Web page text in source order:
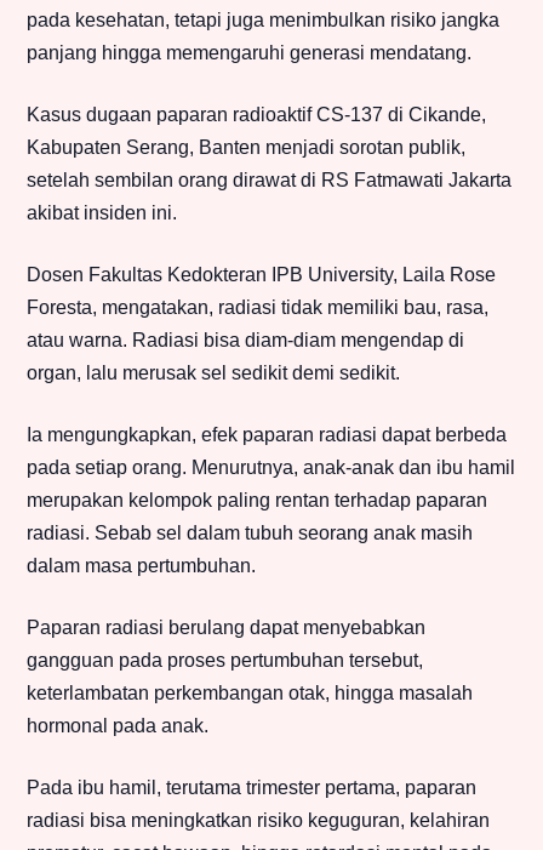
pada kesehatan, tetapi juga menimbulkan risiko jangka
panjang hingga memengaruhi generasi mendatang.
Kasus dugaan paparan radioaktif CS-137 di Cikande,
Kabupaten Serang, Banten menjadi sorotan publik,
setelah sembilan orang dirawat di RS Fatmawati Jakarta
akibat insiden ini.
Dosen Fakultas Kedokteran IPB University, Laila Rose
Foresta, mengatakan, radiasi tidak memiliki bau, rasa,
atau warna. Radiasi bisa diam-diam mengendap di
organ, lalu merusak sel sedikit demi sedikit.
Ia mengungkapkan, efek paparan radiasi dapat berbeda
pada setiap orang. Menurutnya, anak-anak dan ibu hamil
merupakan kelompok paling rentan terhadap paparan
radiasi. Sebab sel dalam tubuh seorang anak masih
dalam masa pertumbuhan.
Paparan radiasi berulang dapat menyebabkan
gangguan pada proses pertumbuhan tersebut,
keterlambatan perkembangan otak, hingga masalah
hormonal pada anak.
Pada ibu hamil, terutama trimester pertama, paparan
radiasi bisa meningkatkan risiko keguguran, kelahiran